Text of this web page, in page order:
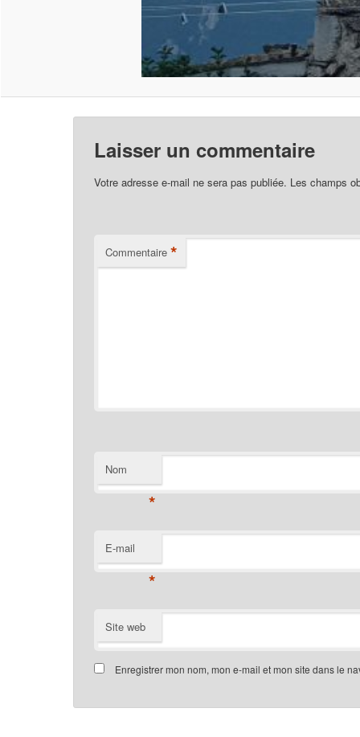
Laisser un commentaire
Votre adresse e-mail ne sera pas publiée. Les champs
Commentaire *
Nom
*
E-mail
*
Site web
Enregistrer mon nom, mon e-mail et mon site dans le